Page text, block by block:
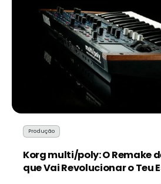
Produção
Korg multi/poly: O Remake
que Vai Revolucionar o Teu